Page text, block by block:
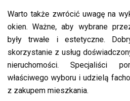
Warto także zwrócić uwagę na
okien. Ważne, aby wybrane
były trwałe i estetyczne.
skorzystanie z usług
nieruchomości. Specjaliści
właściwego wyboru i udzielą
z zakupem mieszkania.